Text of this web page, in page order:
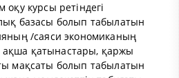
курсы ретіндегі
базасы болып табылатын
/саяси экономиканың
ақша қатынастары, қаржы
мақсаты болып табылатын